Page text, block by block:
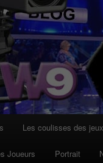
Les coulisses des jeux
Joueurs Portrait